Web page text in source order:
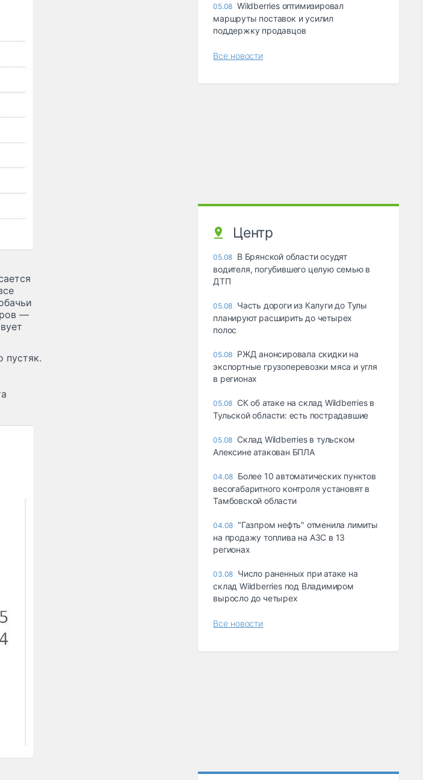
—
пустяк.
05.08 Wildberries оптимизировал
маршруты поставок и усилил
поддержку продавцов
Все новости
Центр
05.08 В Брянской области осудят
водителя, погубившего целую семью в
ДТП
05.08 Часть дороги из Калуги до Тулы
планируют расширить до четырех
полос
05.08 РЖД анонсировала скидки на
экспортные грузоперевозки мяса и угля
в регионах
05.08 СК об атаке на склад Wildberries в
Тульской области: есть пострадавшие
05.08 Склад Wildberries в тульском
Алексине атакован БПЛА
04.08 Более 10 автоматических пунктов
весогабаритного контроля установят в
Тамбовской области
04.08 "Газпром нефть" отменила лимиты
на продажу топлива на АЗС в 13
регионах
03.08 Число раненных при атаке на
склад Wildberries под Владимиром
выросло до четырех
Все новости